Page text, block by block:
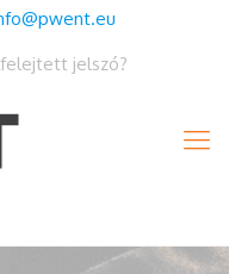
jelszó?